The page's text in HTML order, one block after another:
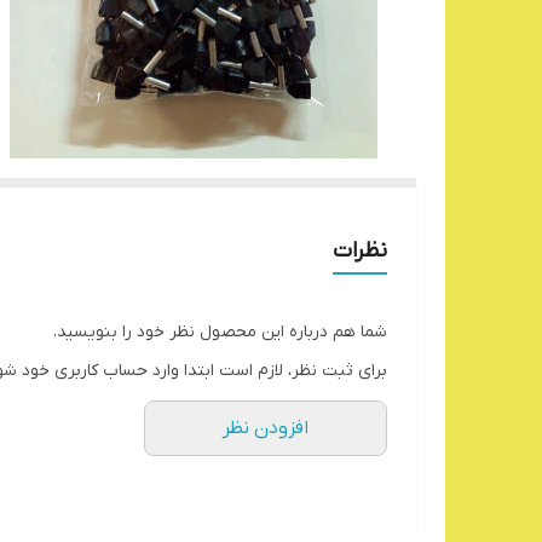
نظرات
شما هم درباره این محصول نظر خود را بنویسید.
برای ثبت نظر، لازم است ابتدا وارد حساب کاربری خود
افزودن نظر